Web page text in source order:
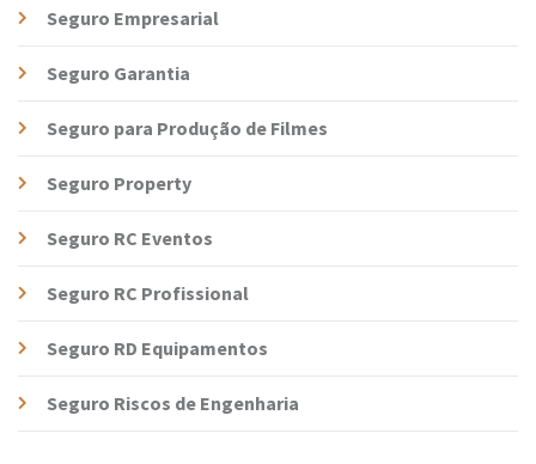
Seguro Empresarial
Seguro Garantia
Seguro para Produção de Filmes
Seguro Property
Seguro RC Eventos
Seguro RC Profissional
Seguro RD Equipamentos
Seguro Riscos de Engenharia